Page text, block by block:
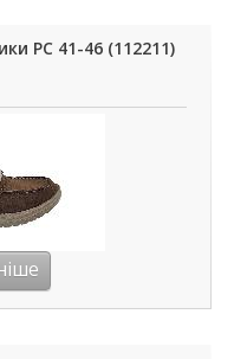
РС 41-46 (112211)